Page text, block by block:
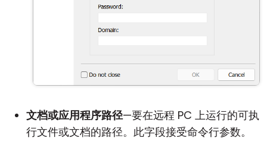
文档或应用程序路径—要在远程 PC 上运行的可执
行文件或文档的路径。此字段接受命令行参数。